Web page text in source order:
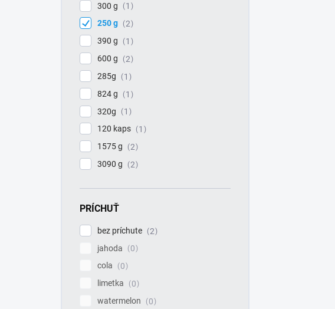
300 g
1
250 g
2
390 g
1
600 g
2
285g
1
824 g
1
320g
1
120 kaps
1
1575 g
2
3090 g
2
PRÍCHUŤ
bez príchute
2
jahoda
0
cola
0
limetka
0
watermelon
0